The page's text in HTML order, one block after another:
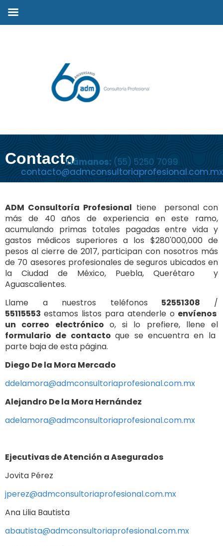
Llámanos: (55) 5250 7099
contacto@admconsultoriaprofesional.com.mx
Contacto
ADM Consultoría Profesional tiene personal con
más de 40 años de experiencia en este ramo,
acumulando primas totales pagadas entre vida y
gastos médicos superiores a los $280'000,000 de
pesos al cierre de 2017, participan con nosotros más
de 70 asesores profesionales de seguros ubicados en
la Ciudad de México, Puebla, Querétaro y
Aguascalientes.
Llame a nuestros teléfonos 52551308 /
55115553 estamos listos para atenderle o envíenos
un correo electrónico o, si lo prefiere, llene el
formulario de contactoque se encuentra en la
parte baja de esta página.
Diego De la Mora Mercado
ddelamora@admconsultoriaprofesional.com.mx
Alejandro De la Mora Hernández
adelamora@admconsultoriaprofesional.com.mx
Ejecutivas de Atención a Asegurados
Jovita Pérez
jperez@admconsultoriaprofesional.com.mx
Ana Lilia Bautista
abautista@admconsultoriaprofesional.com.mx